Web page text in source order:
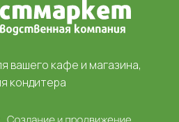
вашего кафе и магазина,
кондитера